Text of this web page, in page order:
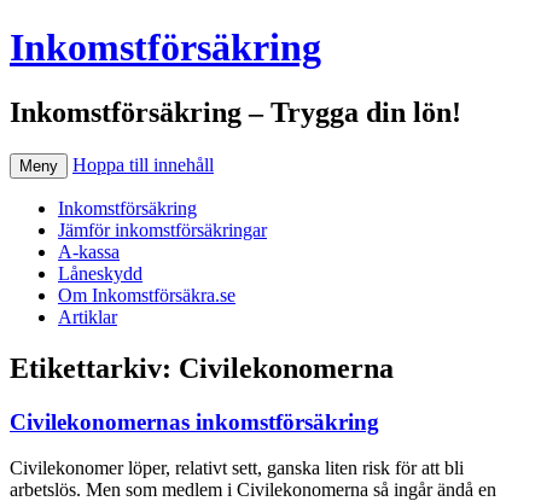
Inkomstförsäkring
Inkomstförsäkring – Trygga din lön!
Meny Hoppa till innehåll
Inkomstförsäkring
Jämför inkomstförsäkringar
A-kassa
Låneskydd
Om Inkomstförsäkra.se
Artiklar
Etikettarkiv: Civilekonomerna
Civilekonomernas inkomstförsäkring
Civilekonomer löper, relativt sett, ganska liten risk för att bli
arbetslös. Men som medlem i Civilekonomerna så ingår ändå en